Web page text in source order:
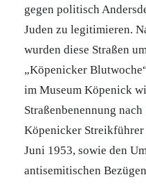
gegen politisch
Juden zu legitimieren.
wurden diese Straßen
„Köpenicker
im Museum Köpenick
Straßenbenennung
Köpenicker Streikführer
Juni 1953, sowie den
antisemitischen